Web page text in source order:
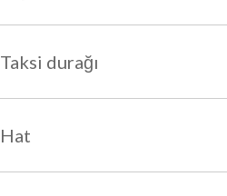
Taksi durağı
Hat